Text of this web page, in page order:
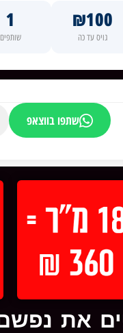
₪100
גויס עד כה
1
שותפים
שתפו בווצאפ
את